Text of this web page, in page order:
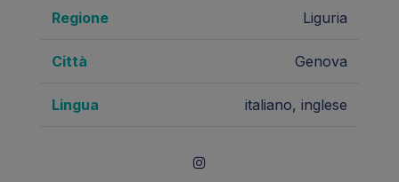
Regione Liguria
Città Genova
Lingua italiano, inglese